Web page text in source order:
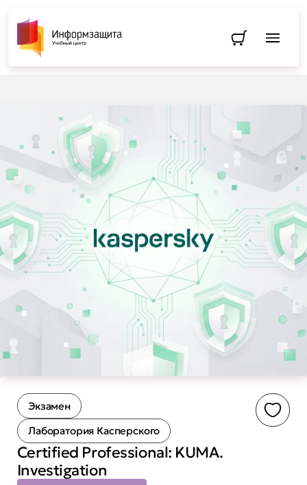
Перейти
Экзамен
Лаборатория Касперского
Certified Professional: KUMA.
Investigation